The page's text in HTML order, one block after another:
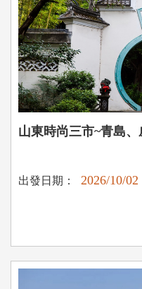
山東時尚三市~青島
出發日期： 2026/10/02